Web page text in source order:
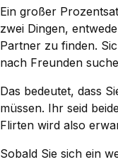
Ein großer
zwei Dingen,
Partner zu finden.
nach Freunden
Das bedeutet, dass
müssen. Ihr seid
Flirten wird also
Sobald Sie sich ein